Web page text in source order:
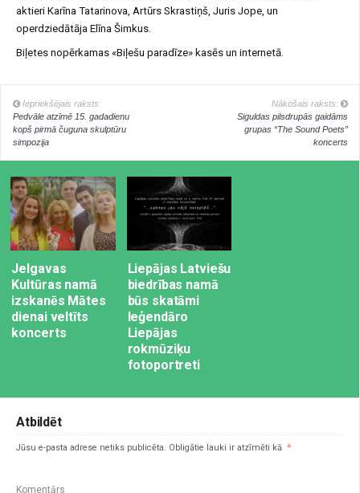
aktieri Karīna Tatarinova, Artūrs Skrastiņš, Juris Jope, un
operdziedātāja Elīna Šimkus.
Biļetes nopērkamas «Biļešu paradīze» kasēs un internetā.
Iepriekšējais raksts:
Pedvāle atzīmē 15. gadadienu
kopš pirmā čuguna skulptūru
simpozija
Nākošais raksts:
Siguldas pilsdrupās gaidāms
grupas “The Sound Poets”
koncerts
Jelgavas
Kultūras namā
izskanēs Mātes
dienai veltīts
koncerts
Liepājas Latviešu
biedrības namā
būs skatāmi
leģendāro
Liepājas
rokmūziķu
fotoportreti
Atbildēt
Jūsu e-pasta adrese netiks publicēta. Obligātie lauki ir atzīmēti kā *
Komentārs